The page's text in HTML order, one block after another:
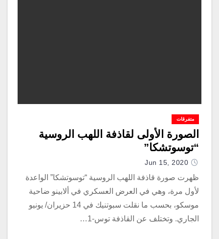
متفرقات
الصورة الأولى لقاذفة اللهب الروسية
“توسوتشكا”
Jun 15, 2020
ظهرت صورة قاذفة اللهب الروسية “توسوتشكا” الواعدة
لأول مرة، وهي في العرض العسكري في ألابينو ضاحية
موسكو، بحسب ما نقلت سبوتنيك في 14 حزيران/ يونيو
الجاري. وتختلف عن القاذفة توس-1…